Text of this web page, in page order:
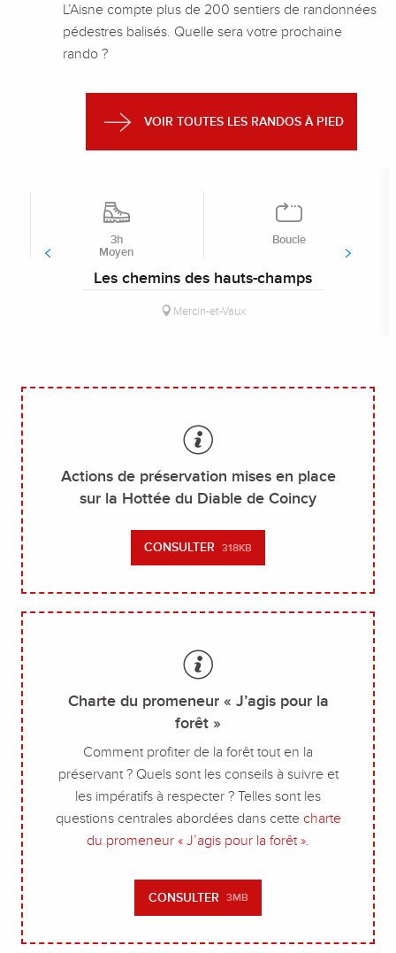
Signaler un problème sur un parcours
L’Aisne compte plus de 200 sentiers de randonnées
pédestres balisés. Quelle sera votre prochaine
rando ?
VOIR TOUTES LES RANDOS À PIED
3h
Moyen
Boucle
Les chemins des hauts-champs
Mercin-et-Vaux
Actions de préservation mises en place
sur la Hottée du Diable de Coincy
CONSULTER 318KB
Charte du promeneur « J’agis pour la
forêt »
Comment profiter de la forêt tout en la
préservant ? Quels sont les conseils à suivre et
les impératifs à respecter ? Telles sont les
questions centrales abordées dans cette charte
du promeneur « J’agis pour la forêt ».
CONSULTER 3MB